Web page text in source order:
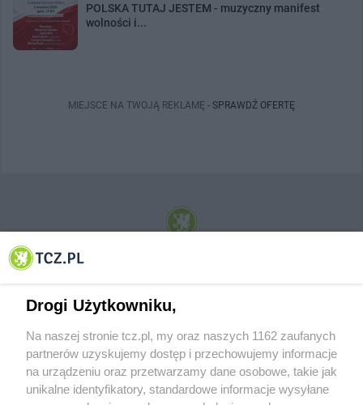
POLSKA TUTAJ JESTEM - muzyczny manifest
wolności i...
MIEJSCE NA TWOJĄ REKLAMĘ - SPRAWDŹ OFERTĘ
© 2001-2026 Tczew - TCZ.PL Sp. z o.o. Internetowy Serwis Informacyjny Miasta
Drogi Użytkowniku,
Na naszej stronie tcz.pl, my oraz naszych 1162 zaufanych
partnerów uzyskujemy dostęp i przechowujemy informacje
na urządzeniu oraz przetwarzamy dane osobowe, takie jak
unikalne identyfikatory, standardowe informacje wysyłane